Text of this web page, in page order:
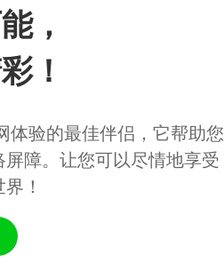
，
！
体验的最佳伴侣，它帮助您
障。让您可以尽情地享受
！